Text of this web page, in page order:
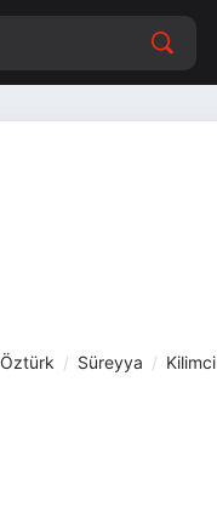
Öztürk / Süreyya / Kilimci